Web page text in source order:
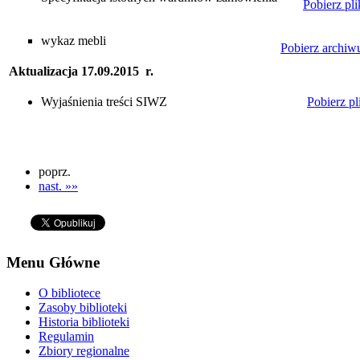
Pobierz
wykaz mebli
Pobierz
Aktualizacja 17.09.2015 r.
Wyjaśnienia treści SIWZ Pobierz
poprz.
nast. »»
Menu Główne
O bibliotece
Zasoby biblioteki
Historia biblioteki
Regulamin
Zbiory regionalne